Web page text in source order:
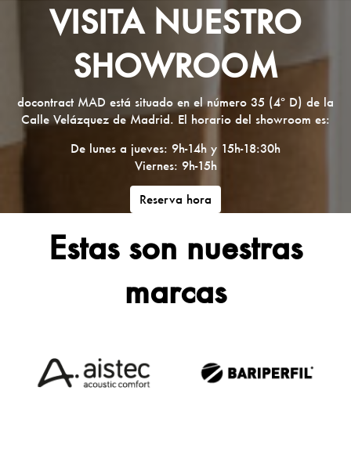
VISITA NUESTRO
SHOWROOM
docontract MAD está situado en el número 35 (4º D) de la
Calle Velázquez de Madrid. El horario del showroom es:
De lunes a jueves: 9h-14h y 15h-18:30h
Viernes: 9h-15h
Reserva hora
Estas son nuestras
marcas